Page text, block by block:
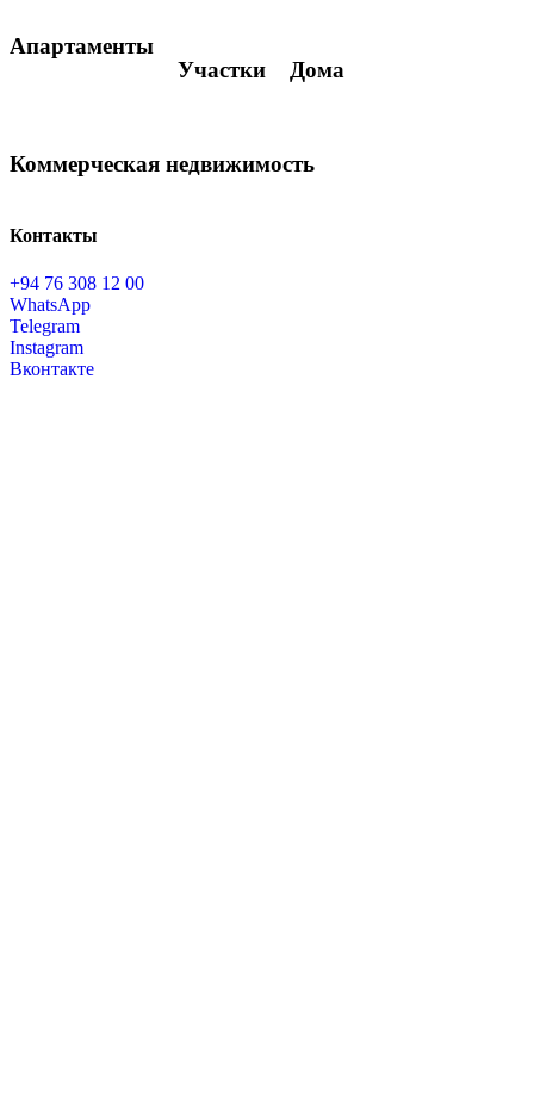
Апартаменты
Участки
Дома
Коммерческая недвижимость
Контакты
+94 76 308 12 00
WhatsApp
Telegram
Instagram
Вконтакте